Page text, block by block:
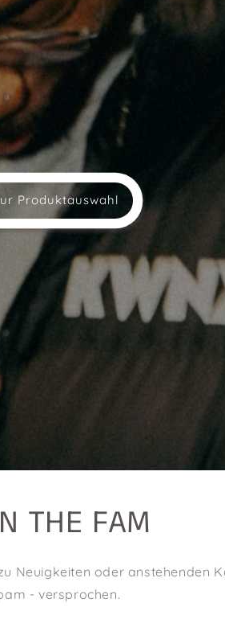
Produktauswahl
THE FAM
Neuigkeiten oder anstehenden
- versprochen.